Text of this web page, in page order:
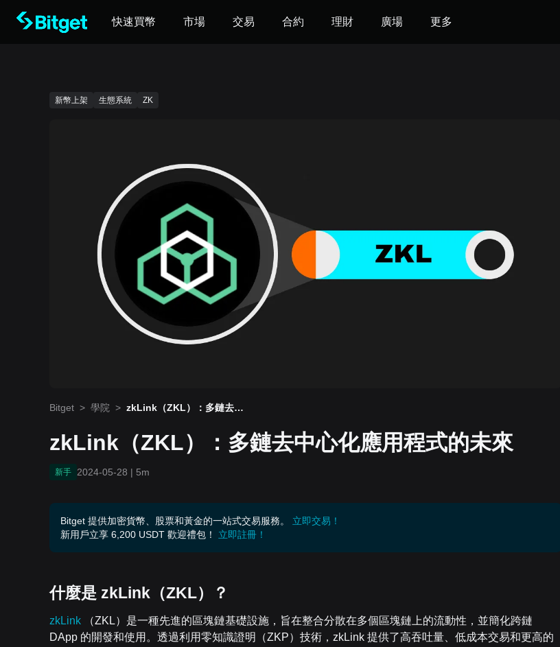
快速買幣 市場 交易 合約 理財 廣場 更多
新幣上架 生態系統 ZK
Bitget > 學院 > zkLink（ZKL）：多鏈去中
zkLink（ZKL）：多鏈去中心化應用程式的未來
新手 2024-05-28 | 5m
Bitget 提供加密貨幣、股票和黃金的一站式交易服務。
立即交易！
新用戶立享 6,200 USDT 歡迎禮包！
立即註冊！
什麼是 zkLink （ZKL）？
zkLink
（ZKL）是一種先進的區塊鏈基礎設施，旨在整合分散在多個區塊鏈上的流動性，並簡化跨鏈
DApp 的開發和使用。透過利用零知識證明（ZKP）技術，zkLink 提供了高吞吐量、低成本交易和更高的